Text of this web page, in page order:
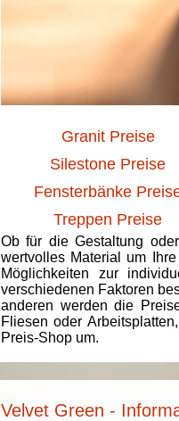
Granit Preise
Silestone Preise
Fensterbänke
Treppen Preise
Ob für die Gestaltung
wertvolles Material um
Möglichkeiten zur
verschiedenen Faktoren
anderen werden die
Fliesen oder
Preis-Shop um.
Velvet Green -